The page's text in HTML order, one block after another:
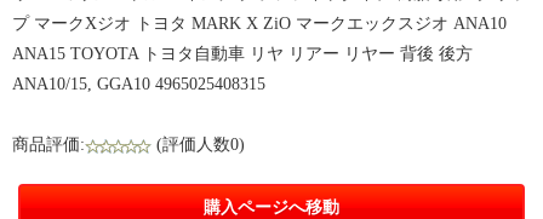
プ マークXジオ トヨタ MARK X ZiO マークエックスジオ ANA10
ANA15 TOYOTA トヨタ自動車 リヤ リアー リヤー 背後 後方
ANA10/15, GGA10 4965025408315
商品評価: (評価人数0)
購入ページへ移動